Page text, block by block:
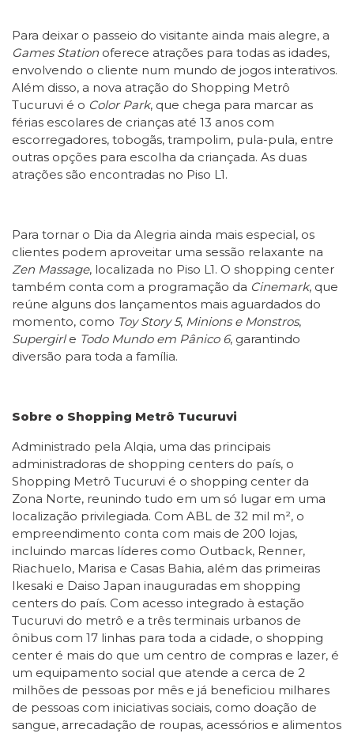
Para deixar o passeio do visitante ainda mais alegre, a
Games Station oferece atrações para todas as idades,
envolvendo o cliente num mundo de jogos interativos.
Além disso, a nova atração do Shopping Metrô
Tucuruvi é o Color Park, que chega para marcar as
férias escolares de crianças até 13 anos com
escorregadores, tobogãs, trampolim, pula-pula, entre
outras opções para escolha da criançada. As duas
atrações são encontradas no Piso L1.
Para tornar o Dia da Alegria ainda mais especial, os
clientes podem aproveitar uma sessão relaxante na
Zen Massage, localizada no Piso L1. O shopping center
também conta com a programação da Cinemark, que
reúne alguns dos lançamentos mais aguardados do
momento, como Toy Story 5, Minions e Monstros,
Supergirle Todo Mundo em Pânico 6, garantindo
diversão para toda a família.
Sobre o Shopping Metrô Tucuruvi
Administrado pela Alqia, uma das principais
administradoras de shopping centers do país, o
Shopping Metrô Tucuruvi é o shopping center da
Zona Norte, reunindo tudo em um só lugar em uma
localização privilegiada. Com ABL de 32 mil m², o
empreendimento conta com mais de 200 lojas,
incluindo marcas líderes como Outback, Renner,
Riachuelo, Marisa e Casas Bahia, além das primeiras
Ikesaki e Daiso Japan inauguradas em shopping
centers do país. Com acesso integrado à estação
Tucuruvi do metrô e a três terminais urbanos de
ônibus com 17 linhas para toda a cidade, o shopping
center é mais do que um centro de compras e lazer, é
um equipamento social que atende a cerca de 2
milhões de pessoas por mês e já beneficiou milhares
de pessoas com iniciativas sociais, como doação de
sangue, arrecadação de roupas, acessórios e alimentos